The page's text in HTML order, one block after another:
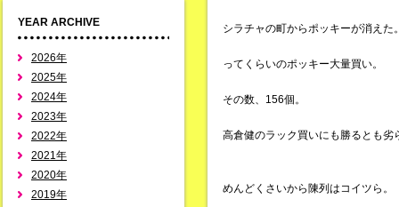
YEAR ARCHIVE
2026年
2025年
2024年
2023年
2022年
2021年
2020年
2019年
シラチャの町からポッキーが消えた
ってくらいのポッキー大量買い。
その数、156個。
高倉健のラック買いにも勝るとも劣
めんどくさいから陳列はコイツら。